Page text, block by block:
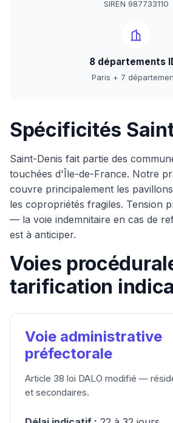
SIREN 987733110
8 départements
Paris + 7
Spécificités
Saint-Denis fait partie des
touchées d'Île-de-France. Notre
couvre principalement les
les copropriétés fragiles. Tension
— la voie indemnitaire en cas de
est à anticiper.
Voies
tarification
Voie administrative
préfectorale
Article 38 loi DALO modifié —
et secondaires.